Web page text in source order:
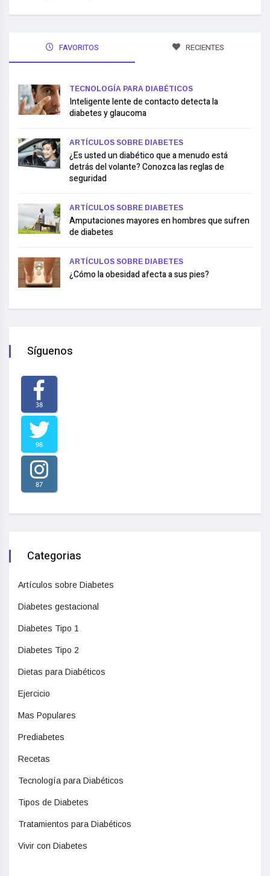
FAVORITOS RECIENTES
TECNOLOGÍA PARA DIABÉTICOS
Inteligente lente de contacto detecta la
diabetes y glaucoma
ARTÍCULOS SOBRE DIABETES
¿Es usted un diabético que a menudo está
detrás del volante? Conozca las reglas de
seguridad
ARTÍCULOS SOBRE DIABETES
Amputaciones mayores en hombres que sufren
de diabetes
ARTÍCULOS SOBRE DIABETES
¿Cómo la obesidad afecta a sus pies?
Síguenos
38
98
87
Categorias
Artículos sobre Diabetes
Diabetes gestacional
Diabetes Tipo 1
Diabetes Tipo 2
Dietas para Diabéticos
Ejercicio
Mas Populares
Prediabetes
Recetas
Tecnología para Diabéticos
Tipos de Diabetes
Tratamientos para Diabéticos
Vivir con Diabetes